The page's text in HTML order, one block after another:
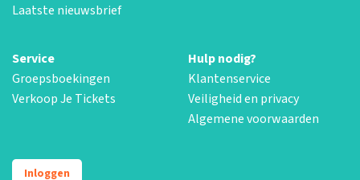
Laatste nieuwsbrief
Service
Groepsboekingen
Verkoop Je Tickets
Hulp nodig?
Klantenservice
Veiligheid en privacy
Algemene voorwaarden
Inloggen